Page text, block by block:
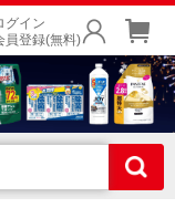
グイン
員登録(無料)